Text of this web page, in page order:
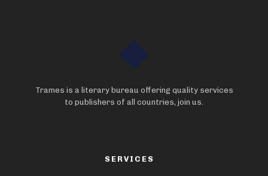
Trames is a literary bureau offering quality services
to publishers of all countries, join us.
SERVICES